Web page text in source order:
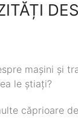
mașini și
le știați?
căprioare